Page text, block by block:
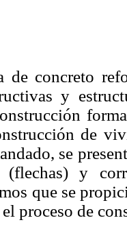
de concreto
y
de
se
(flechas) y
que se
proceso de